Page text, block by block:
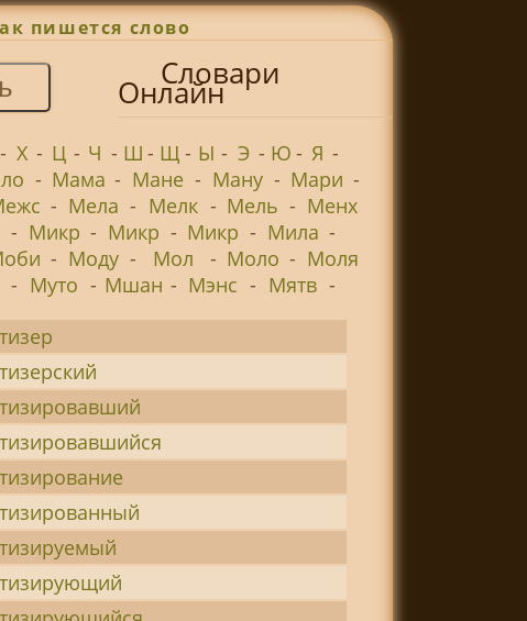
пишется слово
Словари
Онлайн
- Х - Ц - Ч - Ш - Щ- Ы - Э - Ю- Я -
- Мама - Мане - Ману - Мари -
- Мела - Мелк - Мель - Менх
- Микр - Микр - Микр - Мила -
- Моду - Мол - Моло - Моля
- Муто - Мшан - Мэнс - Мятв -